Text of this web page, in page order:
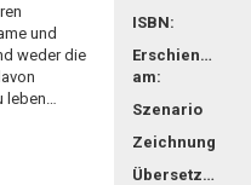
und
weder die
leben…
ISBN:
Erschienen
am:
Szenario
Zeichnung
Übersetzg.